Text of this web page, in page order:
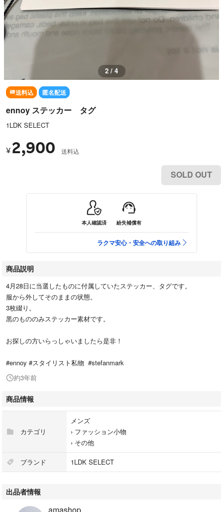
3 / 4
送料込 匿名配送
ennoy ステッカー タグ
1LDK SELECT
¥ 2,900 送料込
SOLD OUT
本人確認済 紛失補償有
ラクマ安心・安全への取り組み
商品説明
4月28日に当選したものに付属していたステッカー、タグです。
服から外してそのままの状態。
3枚綴り。
黒のもののみステッカー素材です。
お探しの方いらっしゃいましたら是非！
#ennoy #スタイリスト私物 #stefanmark
約3年前
商品情報
カテゴリ
メンズ
› ファッション小物
› その他
ブランド 1LDK SELECT
出品者情報